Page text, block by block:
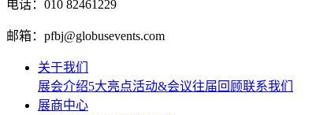
电话：010 82461229
邮箱：pfbj@globusevents.com
关于我们
展会介绍5大亮点活动&会议往届回顾联系我们
展商中心